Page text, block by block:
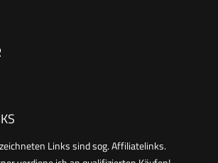
Links sind sog. Affiliatelinks.